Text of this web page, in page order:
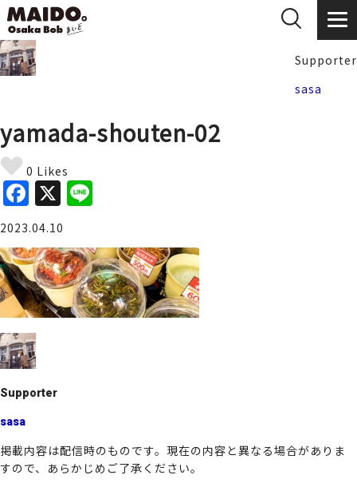
Supporter
sasa
yamada-shouten-02
0 Likes
F
a
c
e
b
o
o
k
X
e
2023.04.10
Supporter
sasa
掲載内容は配信時のものです。現在の内容と異なる場合がありま
すので、あらかじめご了承ください。